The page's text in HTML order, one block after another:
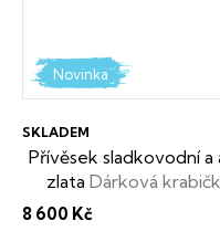
Novinka
Přívěsek sladkovodní
zlata Dárková
SKLADEM
8 600 Kč